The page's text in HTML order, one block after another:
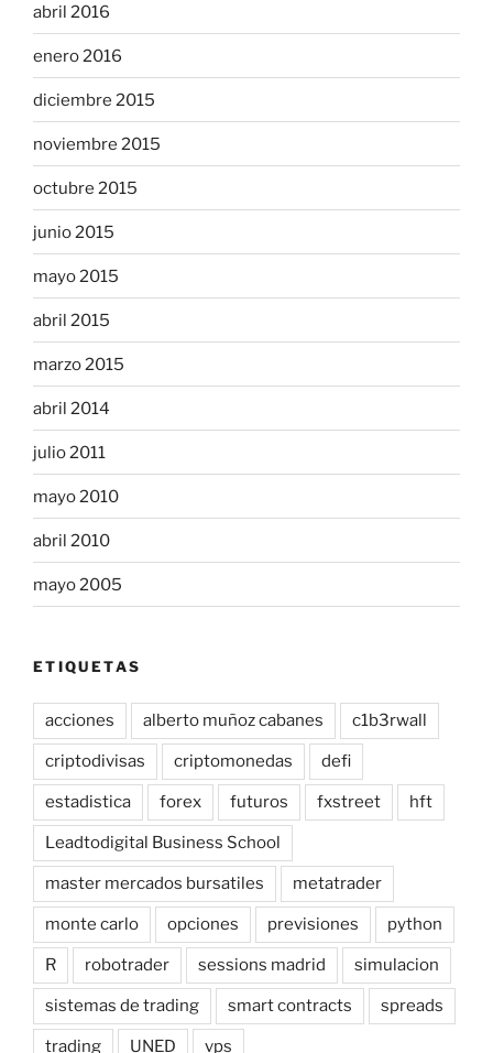
abril 2016
enero 2016
diciembre 2015
noviembre 2015
octubre 2015
junio 2015
mayo 2015
abril 2015
marzo 2015
abril 2014
julio 2011
mayo 2010
abril 2010
mayo 2005
ETIQUETAS
acciones alberto muñoz cabanes c1b3rwall
criptodivisas criptomonedas defi
estadistica forex futuros fxstreet hft
Leadtodigital Business School
master mercados bursatiles metatrader
monte carlo opciones previsiones python
R robotrader sessions madrid simulacion
sistemas de trading smart contracts spreads
trading UNED vps